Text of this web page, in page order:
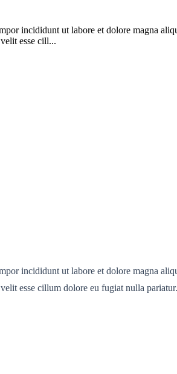
incididunt ut labore et dolore magna
esse cill...
incididunt ut labore et dolore magna
esse cillum dolore eu fugiat nulla